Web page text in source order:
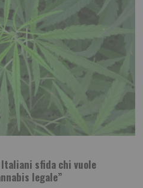
Italiani sfida chi vuole
legale”